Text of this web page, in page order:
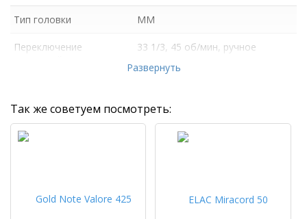
Тип головки MM
Переключение
33 1/3, 45 об/мин, ручное
Развернуть
Так же советуем посмотреть: